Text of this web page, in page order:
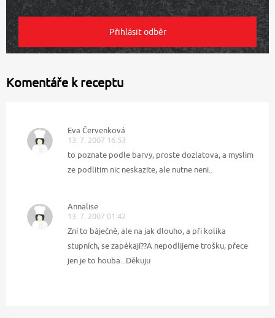
Komentáře k receptu
Eva Červenková
13. 7. 2007 16:53
to poznate podle barvy, proste dozlatova, a myslim
ze podlitim nic neskazite, ale nutne neni..
Annalise
13. 7. 2007 01:42
Zní to báječně, ale na jak dlouho, a při kolika
stupních, se zapékají??A nepodlijeme trošku, přece
jen je to houba...Děkuju